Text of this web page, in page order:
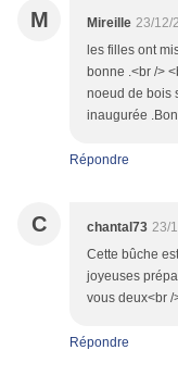
M Mireille 23/12/
les filles ont
bonne .<br />
noeud de bois
inaugurée
Répondre
C chantal73 23/
Cette bûche
joyeuses
vous deux<br /
Répondre